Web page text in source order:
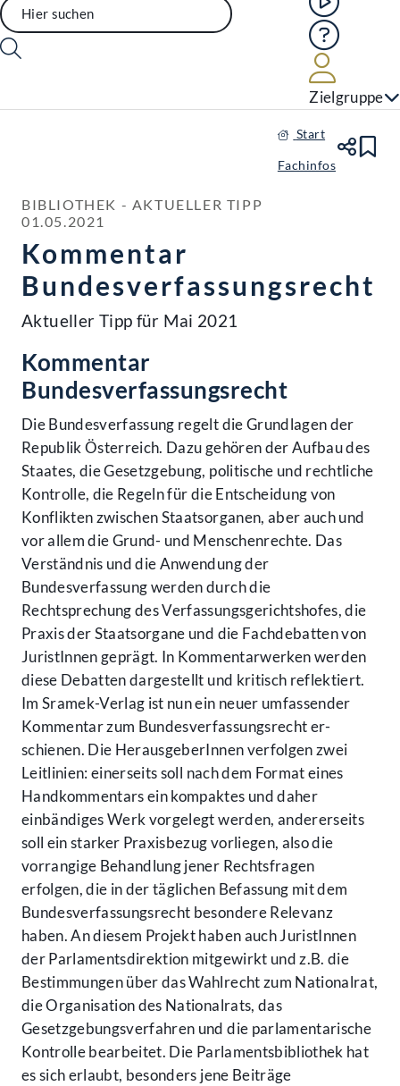
Hilfe
Zielgruppe
Start
Fachinfos
BIBLIOTHEK - AKTUELLER TIPP
01.05.2021
Kommentar
Bundesverfassungsrecht
Aktueller Tipp für Mai 2021
Kommentar
Bundesverfassungsrecht
Die Bundesverfassung regelt die Grundlagen der
Republik Österreich. Dazu gehören der Aufbau des
Staates, die Gesetzgebung, politische und rechtliche
Kontrolle, die Regeln für die Entscheidung von
Konflikten zwischen Staatsorganen, aber auch und
vor allem die Grund- und Menschenrechte. Das
Verständnis und die Anwendung der
Bundesverfassung werden durch die
Rechtsprechung des Ver­fassungsgerichtshofes, die
Praxis der Staatsorgane und die Fachdebatten von
JuristInnen geprägt. In Kommentarwerken werden
diese Debatten dargestellt und kritisch reflektiert.
Im Sramek-Verlag ist nun ein neuer umfassender
Kommentar zum Bundesverfassungsrecht er­
schienen. Die HerausgeberInnen verfolgen zwei
Leitlinien: einerseits soll nach dem Format eines
Handkommentars ein kompaktes und daher
einbändiges Werk vorgelegt werden, andererseits
soll ein starker Praxisbezug vorliegen, also die
vorrangige Behandlung jener Rechtsfragen
erfolgen, die in der täglichen Befassung mit dem
Bundesverfassungsrecht besondere Relevanz
haben. An diesem Projekt haben auch JuristInnen
der Parlamentsdirektion mitgewirkt und z.B. die
Bestimmungen über das Wahl­recht zum Nationalrat,
die Organisation des Nationalrats, das
Gesetzgebungsverfahren und die parlamentarische
Kontrolle bearbeitet. Die Parlamentsbibliothek hat
es sich erlaubt, besonders jene Beiträge